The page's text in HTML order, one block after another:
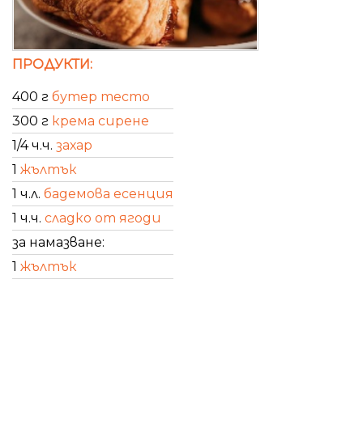
ПРОДУКТИ:
400 г бутер тесто
300 г крема сирене
1/4 ч.ч. захар
1 жълтък
1 ч.л. бадемова есенция
1 ч.ч. сладко от ягоди
за намазване:
1 жълтък